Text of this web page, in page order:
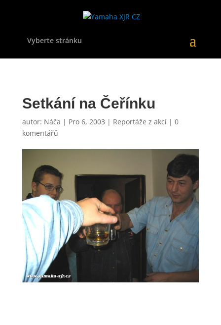
Vyberte stránku
Setkání na Čeřínku
autor: Náča | Pro 6, 2003 | Reportáže z akcí| 0
komentářů